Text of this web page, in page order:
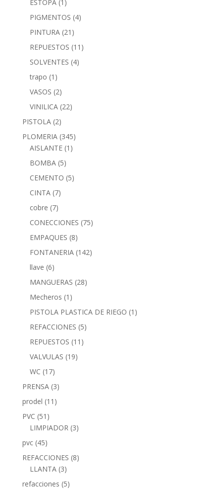
ESTOPA (1)
PIGMENTOS (4)
PINTURA (21)
REPUESTOS (11)
SOLVENTES (4)
trapo (1)
VASOS (2)
VINILICA (22)
PISTOLA (2)
PLOMERIA (345)
AISLANTE (1)
BOMBA (5)
CEMENTO (5)
CINTA (7)
cobre (7)
CONECCIONES (75)
EMPAQUES (8)
FONTANERIA (142)
llave (6)
MANGUERAS (28)
Mecheros (1)
PISTOLA PLASTICA DE RIEGO (1)
REFACCIONES (5)
REPUESTOS (11)
VALVULAS (19)
WC (17)
PRENSA (3)
prodel (11)
PVC (51)
LIMPIADOR (3)
pvc (45)
REFACCIONES (8)
LLANTA (3)
refacciones (5)